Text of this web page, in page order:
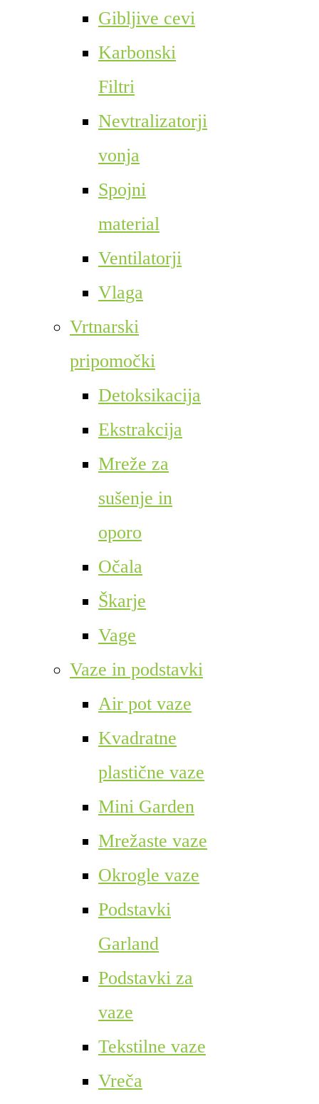
Gibljive cevi
Karbonski
Filtri
Nevtralizatorji
vonja
Spojni
material
Ventilatorji
Vlaga
Vrtnarski
pripomočki
Detoksikacija
Ekstrakcija
Mreže za
sušenje in
oporo
Očala
Škarje
Vage
Vaze in podstavki
Air pot vaze
Kvadratne
plastične vaze
Mini Garden
Mrežaste vaze
Okrogle vaze
Podstavki
Garland
Podstavki za
vaze
Tekstilne vaze
Vreča